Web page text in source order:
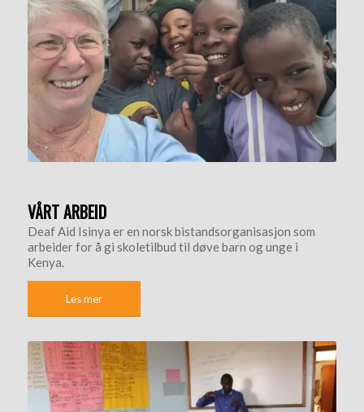
VÅRT ARBEID
Deaf Aid Isinya er en norsk bistandsor­ganisasjon som
arbeider for å gi skoletilbud til døve barn og unge i
Kenya.
Les mer